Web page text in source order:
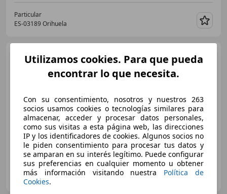
Particular
ES-03189 Orihuela
Chevrolet Camaro Coupé
Aut.
Sin comparación
11/2017 167.088 km Gasolina -/-
RB AUTO
ES-03630 SAX
Utilizamos cookies. Para que pueda
encontrar lo que necesita.
Con su consentimiento, nosotros y nuestros 263
socios usamos cookies o tecnologías similares para
almacenar, acceder y procesar datos personales,
como sus visitas a esta página web, las direcciones
IP y los identificadores de cookies. Algunos socios no
le piden consentimiento para procesar tus datos y
se amparan en su interés legítimo. Puede configurar
sus preferencias en cualquier momento u obtener
más información visitando nuestra Política de
Cookies.